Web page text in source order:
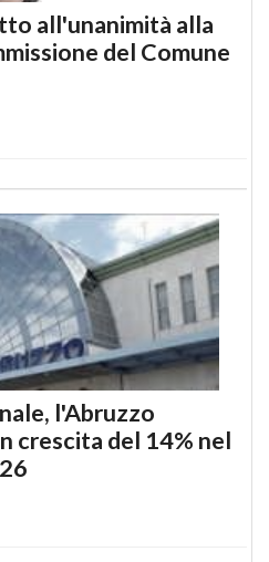
all'unanimità alla
del Comune
l'Abruzzo
crescita del 14% nel